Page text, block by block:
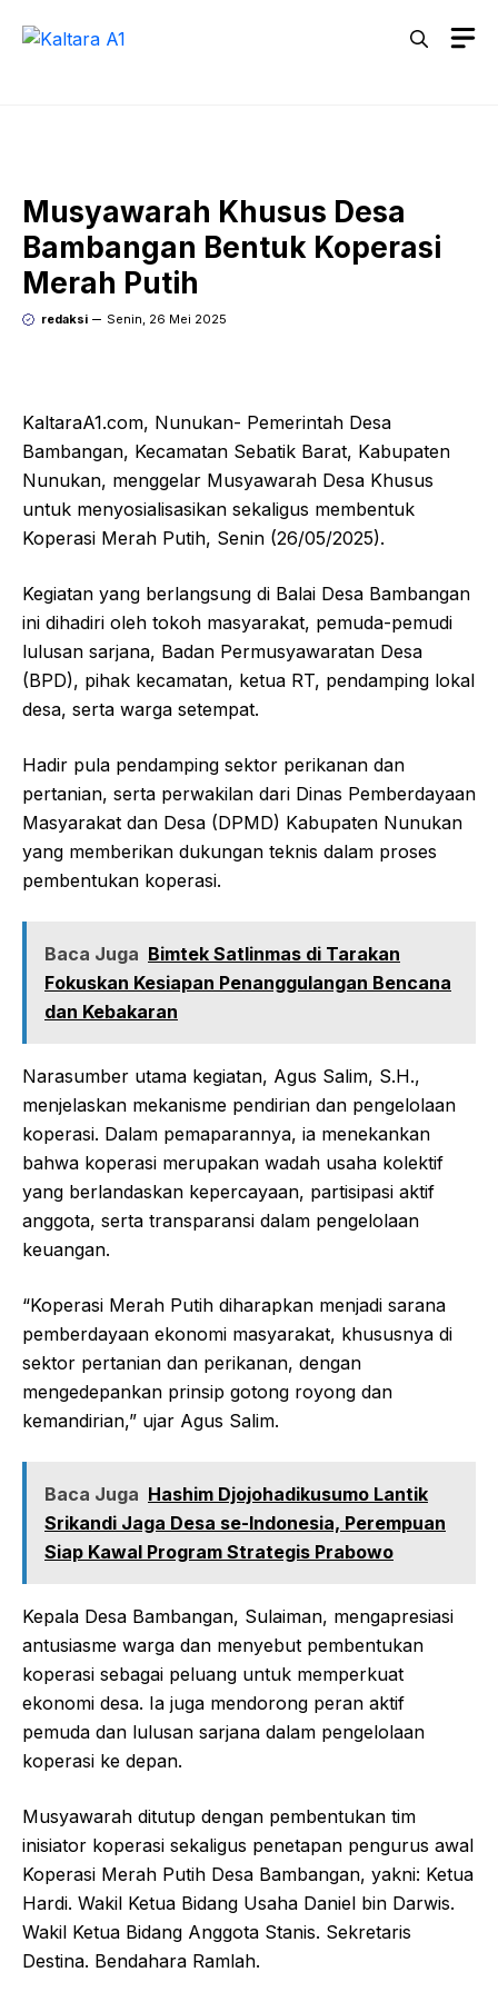
Musyawarah Khusus Desa
Bambangan Bentuk Koperasi
Merah Putih
redaksi Senin, 26 Mei 2025
KaltaraA1.com, Nunukan- Pemerintah Desa
Bambangan, Kecamatan Sebatik Barat, Kabupaten
Nunukan, menggelar Musyawarah Desa Khusus
untuk menyosialisasikan sekaligus membentuk
Koperasi Merah Putih, Senin (26/05/2025).
Kegiatan yang berlangsung di Balai Desa Bambangan
ini dihadiri oleh tokoh masyarakat, pemuda-pemudi
lulusan sarjana, Badan Permusyawaratan Desa
(BPD), pihak kecamatan, ketua RT, pendamping lokal
desa, serta warga setempat.
Hadir pula pendamping sektor perikanan dan
pertanian, serta perwakilan dari Dinas Pemberdayaan
Masyarakat dan Desa (DPMD) Kabupaten Nunukan
yang memberikan dukungan teknis dalam proses
pembentukan koperasi.
Baca Juga Bimtek Satlinmas di Tarakan
Fokuskan Kesiapan Penanggulangan Bencana
dan Kebakaran
Narasumber utama kegiatan, Agus Salim, S.H.,
menjelaskan mekanisme pendirian dan pengelolaan
koperasi. Dalam pemaparannya, ia menekankan
bahwa koperasi merupakan wadah usaha kolektif
yang berlandaskan kepercayaan, partisipasi aktif
anggota, serta transparansi dalam pengelolaan
keuangan.
“Koperasi Merah Putih diharapkan menjadi sarana
pemberdayaan ekonomi masyarakat, khususnya di
sektor pertanian dan perikanan, dengan
mengedepankan prinsip gotong royong dan
kemandirian,” ujar Agus Salim.
Baca Juga Hashim Djojohadikusumo Lantik
Srikandi Jaga Desa se-Indonesia, Perempuan
Siap Kawal Program Strategis Prabowo
Kepala Desa Bambangan, Sulaiman, mengapresiasi
antusiasme warga dan menyebut pembentukan
koperasi sebagai peluang untuk memperkuat
ekonomi desa. Ia juga mendorong peran aktif
pemuda dan lulusan sarjana dalam pengelolaan
koperasi ke depan.
Musyawarah ditutup dengan pembentukan tim
inisiator koperasi sekaligus penetapan pengurus awal
Koperasi Merah Putih Desa Bambangan, yakni: Ketua
Hardi. Wakil Ketua Bidang Usaha Daniel bin Darwis.
Wakil Ketua Bidang Anggota Stanis. Sekretaris
Destina. Bendahara Ramlah.